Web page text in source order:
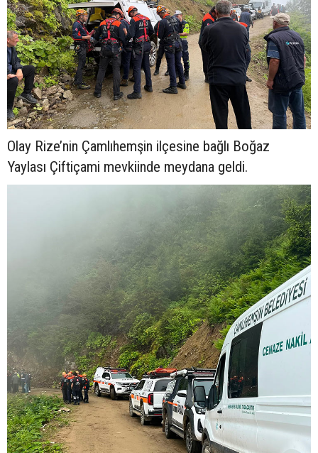
Olay Rize’nin Çamlıhemşin ilçesine bağlı Boğaz
Yaylası Çiftiçami mevkiinde meydana geldi.